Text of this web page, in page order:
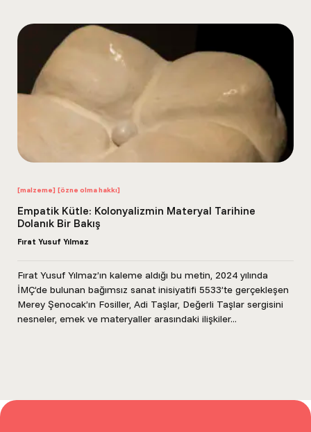
[malzeme] [özne olma hakkı]
Empatik Kütle: Kolonyalizmin Materyal Tarihine
Dolanık Bir Bakış
Fırat Yusuf Yılmaz
Fırat Yusuf Yılmaz’ın kaleme aldığı bu metin, 2024 yılında
İMÇ’de bulunan bağımsız sanat inisiyatifi 5533’te gerçekleşen
Merey Şenocak’ın Fosiller, Adi Taşlar, Değerli Taşlar sergisini
nesneler, emek ve materyaller arasındaki ilişkiler...